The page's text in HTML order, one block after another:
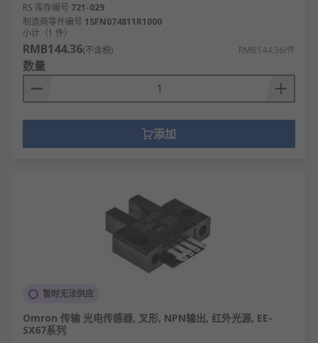
RS 库存编号 721-029
制造商零件编号 1SFN074811R1000
小计（1 件）
RMB144.36(不含税) RMB144.36/件
数量
添加
暂时无法供应
Omron 传输 光电传感器, 叉形, NPN输出, 红外光源, EE-
SX67系列